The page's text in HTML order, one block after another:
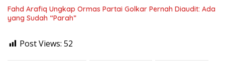
Fahd Arafiq Ungkap Ormas Partai Golkar Pernah Diaudit: Ada
yang Sudah “Parah”
Post Views: 52